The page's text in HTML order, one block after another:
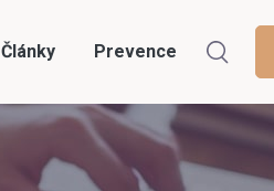
Články Prevence